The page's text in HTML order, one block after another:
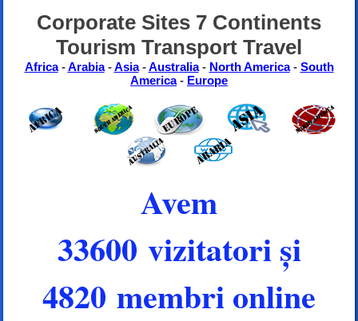
Corporate Sites 7 Continents
Tourism Transport Travel
Africa-Arabia-Asia-Australia- North America- South
America- Europe
Avem
33600 vizitatori și
4820 membri online